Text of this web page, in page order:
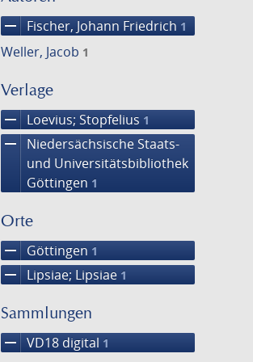
remove Fischer, Johann Friedrich 1
Weller, Jacob 1
Verlage
remove Loevius; Stopfelius 1
remove
Niedersächsische Staats-
und Universitätsbibliothek
Göttingen 1
Orte
remove Göttingen 1
remove Lipsiae; Lipsiae 1
Sammlungen
remove VD18 digital 1